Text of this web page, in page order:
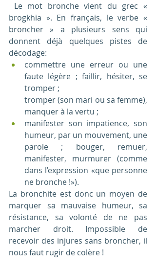
Le mot bronche vient du grec «
brogkhia ». En français, le verbe «
broncher » a plusieurs sens qui
donnent déjà quelques pistes de
décodage:
commettre une erreur ou une
faute légère ; faillir, hésiter, se
tromper ;
tromper (son mari ou sa femme),
manquer à la vertu ;
manifester son impatience, son
humeur, par un mouvement, une
parole ; bouger, remuer,
manifester, murmurer (comme
dans l’expression «que personne
ne bronche !»).
La bronchite est donc un moyen de
marquer sa mauvaise humeur, sa
résistance, sa volonté de ne pas
marcher droit. Impossible de
recevoir des injures sans broncher, il
nous faut rugir de colère !